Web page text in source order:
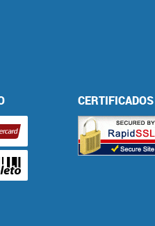
CERTIFICADOS